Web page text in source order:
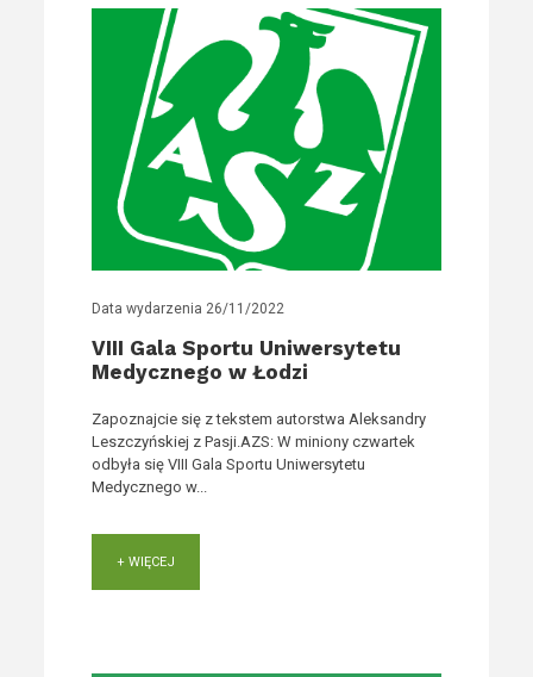
Data wydarzenia 26/11/2022
VIII Gala Sportu Uniwersytetu
Medycznego w Łodzi
Zapoznajcie się z tekstem autorstwa Aleksandry
Leszczyńskiej z Pasji.AZS: W miniony czwartek
odbyła się VIII Gala Sportu Uniwersytetu
Medycznego w...
+ WIĘCEJ